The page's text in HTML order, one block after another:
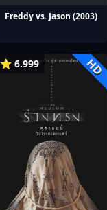
Freddy vs. Jason (2003)
⭐ 6.999 HD